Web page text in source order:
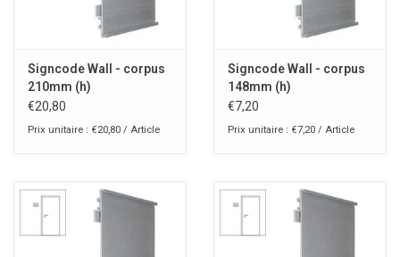
Signcode Wall - corpus
210mm (h)
€20,80
Prix unitaire : €20,80 / Article
Signcode Wall - corpus
148mm (h)
€7,20
Prix unitaire : €7,20 / Article